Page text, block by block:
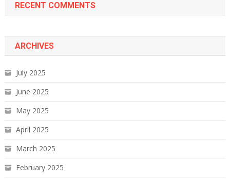
RECENT COMMENTS
ARCHIVES
July 2025
June 2025
May 2025
April 2025
March 2025
February 2025